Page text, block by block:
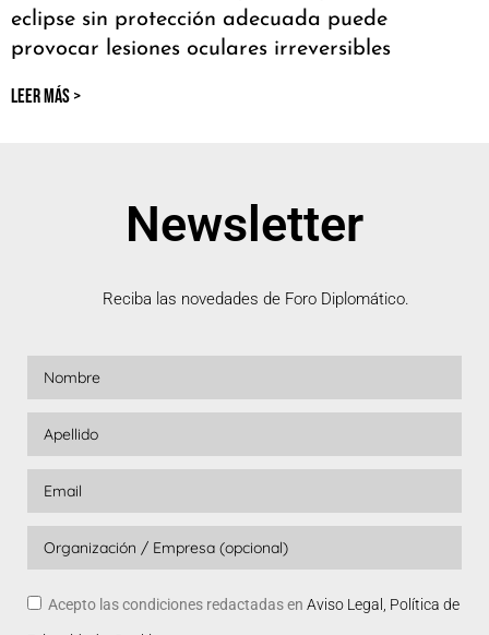
eclipse sin protección adecuada puede
provocar lesiones oculares irreversibles
LEER MÁS >
Newsletter
Reciba las novedades de Foro Diplomático.
Acepto las condiciones redactadas en Aviso Legal, Política de